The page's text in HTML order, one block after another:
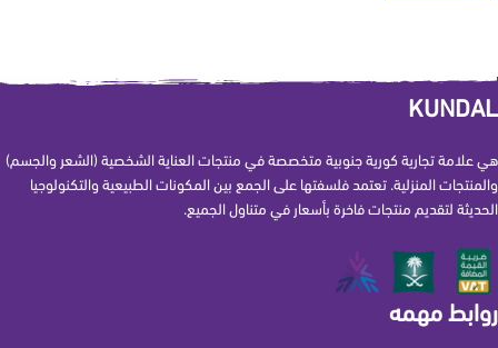
KUNDAL
هي علامة تجارية كورية جنوبية متخصصة في منتجات العناية الشخصية (الشعر والجسم)
والمنتجات المنزلية. تعتمد فلسفتها على الجمع بين المكونات الطبيعية والتكنولوجيا
الحديثة لتقديم منتجات فاخرة بأسعار في متناول الجميع.
روابط مهمه